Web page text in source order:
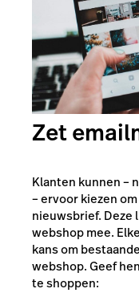
Zet
Klanten kunnen –
– ervoor kiezen
nieuwsbrief. Deze
webshop mee.
kans om
webshop. Geef
te shoppen: